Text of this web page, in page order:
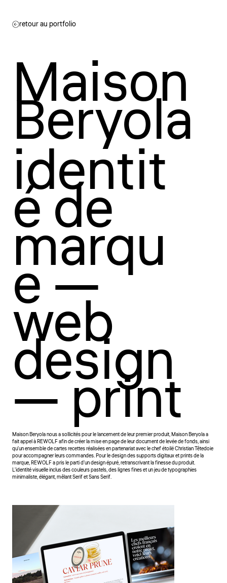
retour au portfolio
Maison
Beryola
identit
é de
marqu
e —
web
design
— print
Maison Beryola nous a sollicités pour le lancement de leur premier produit, Maison Beryola a
fait appel à REWOLF afin de créer la mise en page de leur document de levée de fonds, ainsi
qu'un ensemble de cartes recettes réalisées en partenariat avec le chef étoilé Christian Têtedoie
pour accompagner leurs commandes. Pour le design des supports digitaux et prints de la
marque, REWOLF a pris le parti d'un design épuré, retranscrivant la finesse du produit.
L'identité visuelle inclus des couleurs pastels, des lignes fines et un jeu de typographies
minimaliste, élégant, mêlant Serif et Sans Serif.